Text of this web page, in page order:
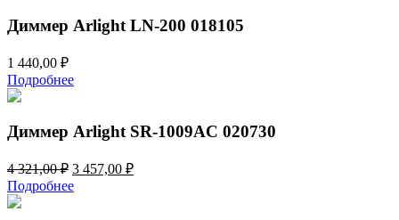
378,00 ₽.
Диммер Arlight LN-200 018105
1 440,00 ₽
Подробнее
Диммер Arlight SR-1009AC 020730
4 321,00₽ Первоначальная
цена
составляла
3 457,00 ₽Текущая
Подробнее